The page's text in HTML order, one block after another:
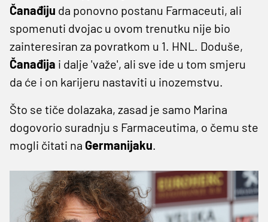
Čanađiju da ponovno postanu Farmaceuti, ali
spomenuti dvojac u ovom trenutku nije bio
zainteresiran za povratkom u 1. HNL. Doduše,
Čanađija i dalje 'važe', ali sve ide u tom smjeru
da će i on karijeru nastaviti u inozemstvu.
Što se tiče dolazaka, zasad je samo Marina
dogovorio suradnju s Farmaceutima, o čemu ste
mogli čitati na Germanijaku.